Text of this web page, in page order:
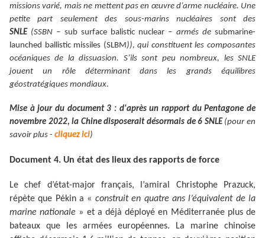
missions varié, mais ne mettent pas en œuvre d’arme nucléaire. Une
petite part seulement des sous-marins nucléaires sont des
SNLE (SSBN – sub surface balistic nuclear – armés desubmarine-
launched ballistic missiles (SLBM)), qui constituent les composantes
océaniques de la dissuasion. S’ils sont peu nombreux, les SNLE
jouent un rôle déterminant dans les grands équilibres
géostratégiques mondiaux.
Mise à jour du document 3 : d'après un rapport du Pentagone de
novembre 2022, la Chine disposerait désormais de 6 SNLE (pour en
savoir plus - cliquez ici)
Document 4. Un état des lieux des rapports de force
Le chef d’état-major français, l’amiral Christophe Prazuck,
répète que Pékin a « construit en quatre ans l’équivalent de la
marine nationale » et a déjà déployé en Méditerranée plus de
bateaux que les armées européennes. La marine chinoise